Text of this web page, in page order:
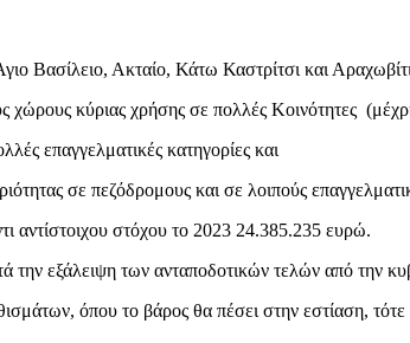
Βασίλειο, Ακταίο, Κάτω Καστρίτσι και
χώρους κύριας χρήσης σε πολλές Κοινότητες
επαγγελματικές κατηγορίες και
σε πεζόδρομους και σε λοιπούς
αντίστοιχου στόχου το 2023 24.385.235 ευρώ.
την εξάλειψη των ανταποδοτικών τελών από
όπου το βάρος θα πέσει στην εστίαση,